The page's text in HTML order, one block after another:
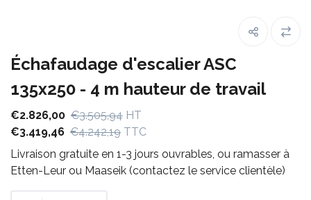
Échafaudage d'escalier ASC
135x250 - 4 m hauteur de travail
€2.826,00 €3.505,94 HT
€3.419,46 €4.242,19 TTC
Livraison gratuite en 1-3 jours ouvrables, ou ramasser à
Etten-Leur ou Maaseik (contactez le service clientèle)